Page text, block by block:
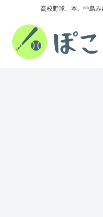
高校野球、本、中島